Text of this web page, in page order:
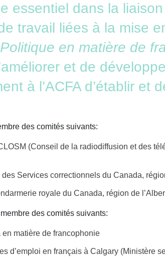
essentiel dans la
travail liées à la mise
Politique en matière de
et de
à l’ACFA d’établir
des comités suivants:
(Conseil de la radiodiffusion et des
Services correctionnels du Canada,
royale du Canada, région de
des comités suivants:
matière de francophonie
d’emploi en français à Calgary (Ministère